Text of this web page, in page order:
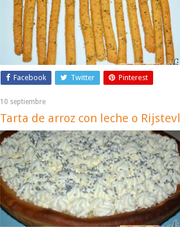
Facebook Twitter Pinterest
10 septiembre
Tarta de arroz con leche o